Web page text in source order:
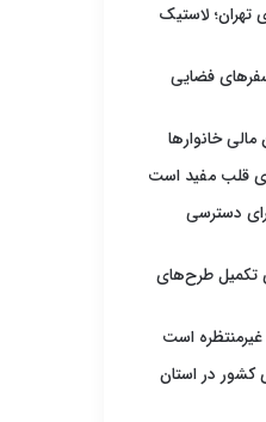
تهران؛ لاستیک
فضایی
خانوارها
قلب مفید است
دسترسی
تکمیل طرح‌های
است
کشور در استان